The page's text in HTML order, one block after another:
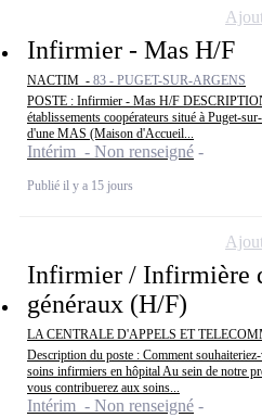
Infirmier - Mas H/F
NACTIM - 83 - PUGET-SUR-ARGENS
POSTE : Infirmier - Mas H/F
établissements coopérateurs situé à Puget-
d'une MAS (Maison d'Accueil...
Intérim - Non renseigné
Publié il y a 15 jours
Infirmier / Infirmière
généraux (H/F)
LA CENTRALE D'APPELS ET
Description du poste : Comment
soins infirmiers en hôpital Au sein de notre
vous contribuerez aux soins...
Intérim - Non renseigné